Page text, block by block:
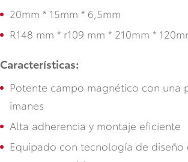
20mm * 15mm * 6,5mm
R148 mm * r109 mm * 210mm *
Características:
Potente campo magnético con una
imanes
Alta adherencia y montaje eficiente
Equipado con tecnología de diseño